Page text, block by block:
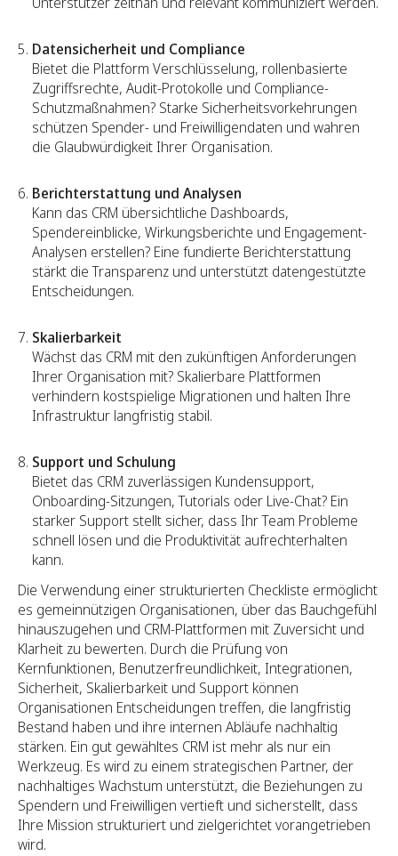
Datensicherheit und Compliance
Bietet die Plattform Verschlüsselung, rollenbasierte
Zugriffsrechte, Audit-Protokolle und Compliance-
Schutzmaßnahmen? Starke Sicherheitsvorkehrungen
schützen Spender- und Freiwilligendaten und wahren
die Glaubwürdigkeit Ihrer Organisation.
Berichterstattung und Analysen
Kann das CRM übersichtliche Dashboards,
Spendereinblicke, Wirkungsberichte und Engagement-
Analysen erstellen? Eine fundierte Berichterstattung
stärkt die Transparenz und unterstützt datengestützte
Entscheidungen.
Skalierbarkeit
Wächst das CRM mit den zukünftigen Anforderungen
Ihrer Organisation mit? Skalierbare Plattformen
verhindern kostspielige Migrationen und halten Ihre
Infrastruktur langfristig stabil.
Support und Schulung
Bietet das CRM zuverlässigen Kundensupport,
Onboarding-Sitzungen, Tutorials oder Live-Chat? Ein
starker Support stellt sicher, dass Ihr Team Probleme
schnell lösen und die Produktivität aufrechterhalten
kann.
Die Verwendung einer strukturierten Checkliste ermöglicht
es gemeinnützigen Organisationen, über das Bauchgefühl
hinauszugehen und CRM-Plattformen mit Zuversicht und
Klarheit zu bewerten. Durch die Prüfung von
Kernfunktionen, Benutzerfreundlichkeit, Integrationen,
Sicherheit, Skalierbarkeit und Support können
Organisationen Entscheidungen treffen, die langfristig
Bestand haben und ihre internen Abläufe nachhaltig
stärken. Ein gut gewähltes CRM ist mehr als nur ein
Werkzeug. Es wird zu einem strategischen Partner, der
nachhaltiges Wachstum unterstützt, die Beziehungen zu
Spendern und Freiwilligen vertieft und sicherstellt, dass
Ihre Mission strukturiert und zielgerichtet vorangetrieben
wird.